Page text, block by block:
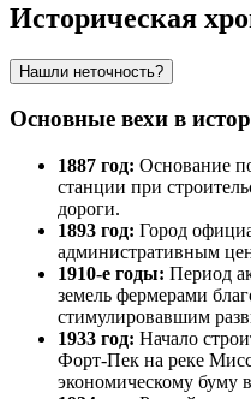
Историческая
Нашли неточность?
Основные вехи в
1887 год: Основание
станции при
дороги.
1893 год: Город
административным
1910-е годы: Период
земель фермерами
стимулировавшим
1933 год: Начало
Форт-Пек на реке
экономическому буму